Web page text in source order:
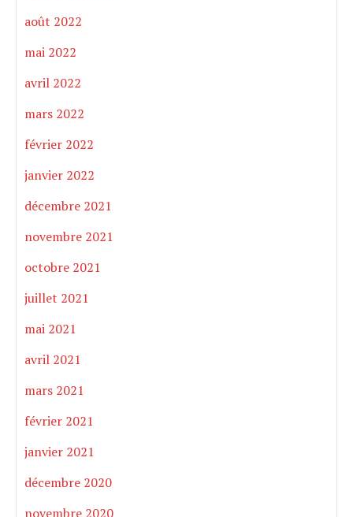
août 2022
mai 2022
avril 2022
mars 2022
février 2022
janvier 2022
décembre 2021
novembre 2021
octobre 2021
juillet 2021
mai 2021
avril 2021
mars 2021
février 2021
janvier 2021
décembre 2020
novembre 2020